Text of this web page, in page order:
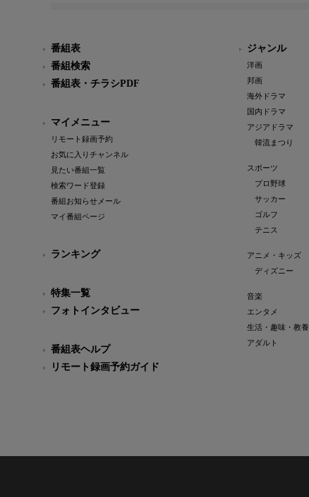
番組表
番組検索
番組表・チラシPDF
マイメニュー
リモート録画予約
お気に入りチャンネル
見たい番組一覧
検索ワード登録
番組お知らせメール
マイ番組ページ
ランキング
特集一覧
フォトインタビュー
番組表ヘルプ
リモート録画予約ガイド
ジャンル
洋画
邦画
海外ドラマ
国内ドラマ
アジアドラマ
韓流まつり
スポーツ
プロ野球
サッカー
ゴルフ
テニス
アニメ・キッズ
ディズニー
音楽
エンタメ
生活・趣味・教養
アダルト